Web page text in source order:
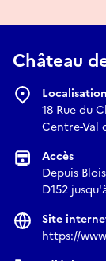
Château
Localisation
18 Rue du
Centre-Val
Accès
Depuis
D152
Site
https://